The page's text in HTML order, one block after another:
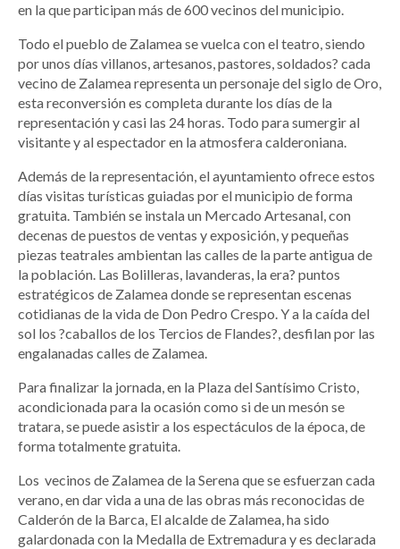
en la que participan más de 600 vecinos del municipio.
Todo el pueblo de Zalamea se vuelca con el teatro, siendo
por unos días villanos, artesanos, pastores, soldados? cada
vecino de Zalamea representa un personaje del siglo de Oro,
esta reconversión es completa durante los días de la
representación y casi las 24 horas. Todo para sumergir al
visitante y al espectador en la atmosfera calderoniana.
Además de la representación, el ayuntamiento ofrece estos
días visitas turísticas guiadas por el municipio de forma
gratuita. También se instala un Mercado Artesanal, con
decenas de puestos de ventas y exposición, y pequeñas
piezas teatrales ambientan las calles de la parte antigua de
la población. Las Bolilleras, lavanderas, la era? puntos
estratégicos de Zalamea donde se representan escenas
cotidianas de la vida de Don Pedro Crespo. Y a la caída del
sol los ?caballos de los Tercios de Flandes?, desfilan por las
engalanadas calles de Zalamea.
Para finalizar la jornada, en la Plaza del Santísimo Cristo,
acondicionada para la ocasión como si de un mesón se
tratara, se puede asistir a los espectáculos de la época, de
forma totalmente gratuita.
Los vecinos de Zalamea de la Serena que se esfuerzan cada
verano, en dar vida a una de las obras más reconocidas de
Calderón de la Barca, El alcalde de Zalamea, ha sido
galardonada con la Medalla de Extremadura y es declarada